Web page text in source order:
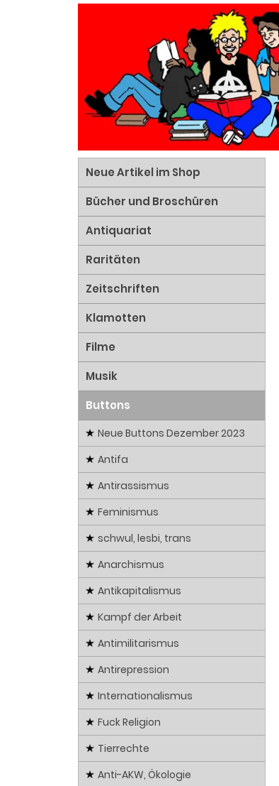
Neue Artikel im Shop
Bücher und Broschüren
Antiquariat
Raritäten
Zeitschriften
Klamotten
Filme
Musik
Buttons
Neue Buttons Dezember 2023
Antifa
Antirassismus
Feminismus
schwul, lesbi, trans
Anarchismus
Antikapitalismus
Kampf der Arbeit
Antimilitarismus
Antirepression
Internationalismus
Fuck Religion
Tierrechte
Anti-AKW, Ökologie